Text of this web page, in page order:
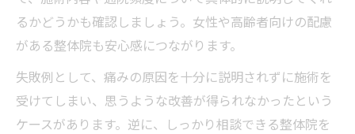
るかどうかも確認しましょう。女性や高齢者向けの配慮
がある整体院も安心感につながります。
失敗例として、痛みの原因を十分に説明されずに施術を
受けてしまい、思うような改善が得られなかったという
ケースがあります。逆に、しっかり相談できる整体院を